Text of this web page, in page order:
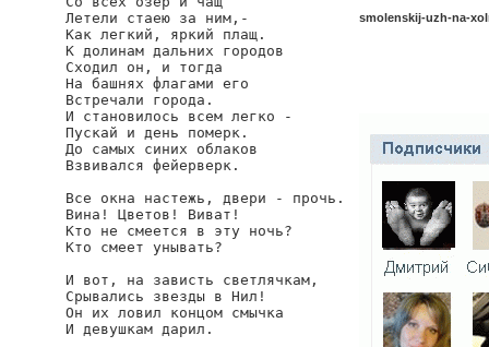
Летели стаею за ним,-
Как легкий, яркий плащ.
К долинам дальних городов
Сходил он, и тогда
На башнях флагами его
Встречали города.
И становилось всем легко -
Пускай и день померк.
До самых синих облаков
Взвивался фейерверк.
Все окна настежь, двери - прочь.
Вина! Цветов! Виват!
Кто не смеется в эту ночь?
Кто смеет унывать?
И вот, на зависть светлячкам,
Срывались звезды в Нил!
Он их ловил концом смычка
И девушкам дарил.
smolenskij-uzh-na-